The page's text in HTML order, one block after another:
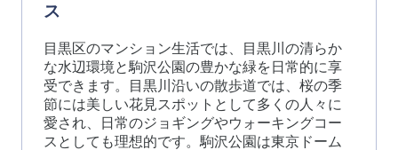
ス
目黒区のマンション生活では、目黒川の清らか
な水辺環境と駒沢公園の豊かな緑を日常的に享
受できます。目黒川沿いの散歩道では、桜の季
節には美しい花見スポットとして多くの人々に
愛され、日常のジョギングやウォーキングコー
スとしても理想的です。駒沢公園は東京ドーム